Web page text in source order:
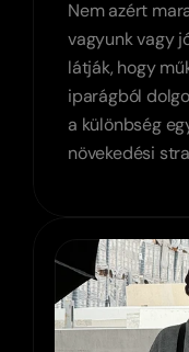
Nem azért
vagyunk vagy
látják, hogy
iparágból
a különbség
növekedési